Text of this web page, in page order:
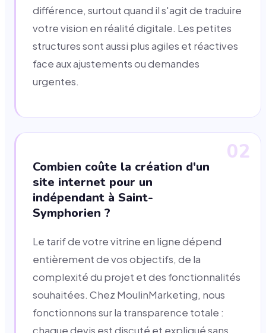
différence, surtout quand il s'agit de traduire
votre vision en réalité digitale. Les petites
structures sont aussi plus agiles et réactives
face aux ajustements ou demandes
urgentes.
02
Combien coûte la création d'un
site internet pour un
indépendant à Saint-
Symphorien ?
Le tarif de votre vitrine en ligne dépend
entièrement de vos objectifs, de la
complexité du projet et des fonctionnalités
souhaitées. Chez MoulinMarketing, nous
fonctionnons sur la transparence totale :
chaque devis est discuté et expliqué sans